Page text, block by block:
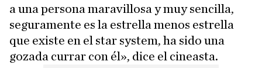
a una persona maravillosa y muy sencilla,
seguramente es la estrella menos estrella
que existe en el star system, ha sido una
gozada currar con él», dice el cineasta.